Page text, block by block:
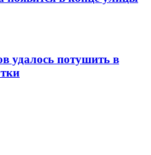
удалось потушить в